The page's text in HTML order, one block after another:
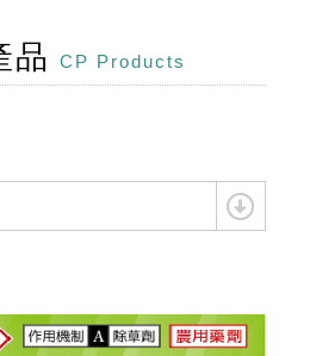
品 CP Products